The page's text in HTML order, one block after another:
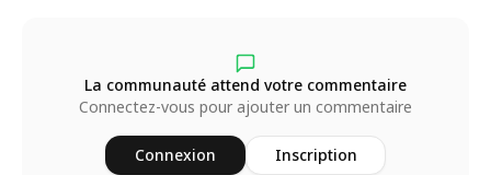
La communauté attend votre commentaire
Connectez-vous pour ajouter un commentaire
Connexion Inscription